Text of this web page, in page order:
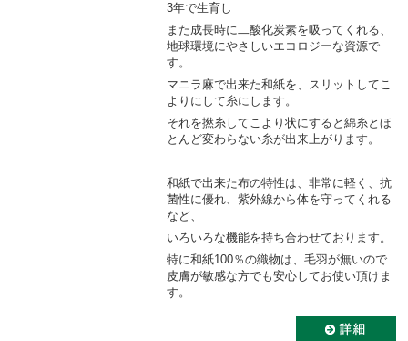
3年で生育し
また成長時に二酸化炭素を吸ってくれる、
地球環境にやさしいエコロジーな資源で
す。
マニラ麻で出来た和紙を、スリットしてこ
よりにして糸にします。
それを撚糸してこより状にすると綿糸とほ
とんど変わらない糸が出来上がります。
和紙で出来た布の特性は、非常に軽く、抗
菌性に優れ、紫外線から体を守ってくれる
など、
いろいろな機能を持ち合わせております。
特に和紙100％の織物は、毛羽が無いので
皮膚が敏感な方でも安心してお使い頂けま
す。